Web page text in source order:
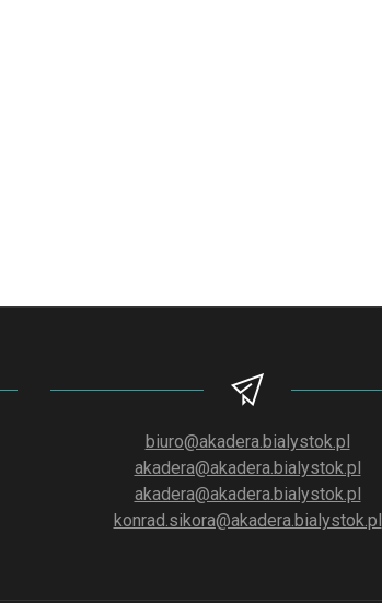
biuro@akadera.bialystok.pl
akadera@akadera.bialystok.pl
akadera@akadera.bialystok.pl
konrad.sikora@akadera.bialystok.pl